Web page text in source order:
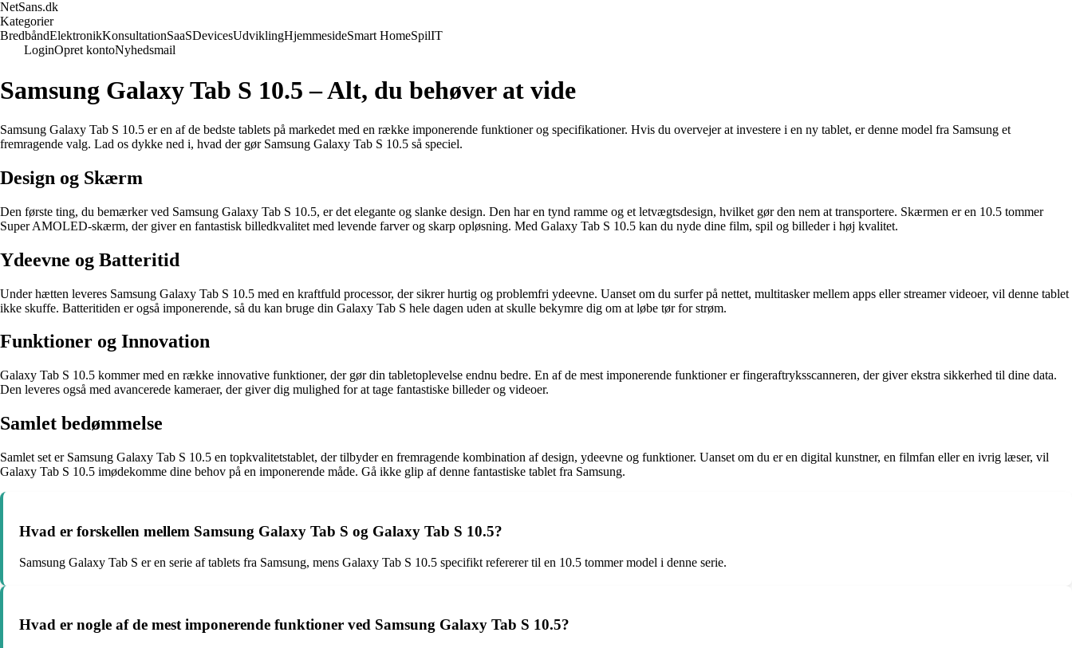
NetSans.dk
Kategorier
BredbåndElektronikKonsultationSaaSDevicesUdviklingHjemmesideSmart HomeSpilIT
LoginOpret kontoNyhedsmail
Samsung Galaxy Tab S 10.5 – Alt, du behøver at vide
Samsung Galaxy Tab S 10.5 er en af de bedste tablets på markedet med en række imponerende funktioner og specifikationer. Hvis du overvejer at investere i en ny tablet, er denne model fra Samsung et
fremragende valg. Lad os dykke ned i, hvad der gør Samsung Galaxy Tab S 10.5 så speciel.
Design og Skærm
Den første ting, du bemærker ved Samsung Galaxy Tab S 10.5, er det elegante og slanke design. Den har en tynd ramme og et letvægtsdesign, hvilket gør den nem at transportere. Skærmen er en 10.5 tommer
Super AMOLED-skærm, der giver en fantastisk billedkvalitet med levende farver og skarp opløsning. Med Galaxy Tab S 10.5 kan du nyde dine film, spil og billeder i høj kvalitet.
Ydeevne og Batteritid
Under hætten leveres Samsung Galaxy Tab S 10.5 med en kraftfuld processor, der sikrer hurtig og problemfri ydeevne. Uanset om du surfer på nettet, multitasker mellem apps eller streamer videoer, vil denne tablet
ikke skuffe. Batteritiden er også imponerende, så du kan bruge din Galaxy Tab S hele dagen uden at skulle bekymre dig om at løbe tør for strøm.
Funktioner og Innovation
Galaxy Tab S 10.5 kommer med en række innovative funktioner, der gør din tabletoplevelse endnu bedre. En af de mest imponerende funktioner er fingeraftryksscanneren, der giver ekstra sikkerhed til dine data.
Den leveres også med avancerede kameraer, der giver dig mulighed for at tage fantastiske billeder og videoer.
Samlet bedømmelse
Samlet set er Samsung Galaxy Tab S 10.5 en topkvalitetstablet, der tilbyder en fremragende kombination af design, ydeevne og funktioner. Uanset om du er en digital kunstner, en filmfan eller en ivrig læser, vil
Galaxy Tab S 10.5 imødekomme dine behov på en imponerende måde. Gå ikke glip af denne fantastiske tablet fra Samsung.
Hvad er forskellen mellem Samsung Galaxy Tab S og Galaxy Tab S 10.5?
Samsung Galaxy Tab S er en serie af tablets fra Samsung, mens Galaxy Tab S 10.5 specifikt refererer til en 10.5 tommer model i denne serie.
Hvad er nogle af de mest imponerende funktioner ved Samsung Galaxy Tab S 10.5?